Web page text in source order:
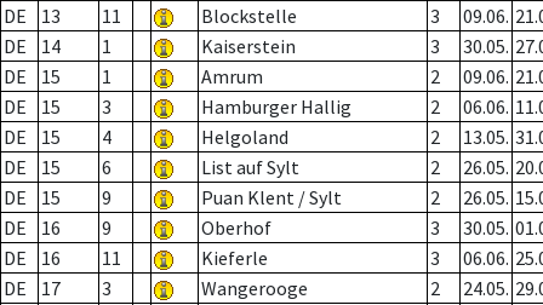
DE
13 11 Blockstelle 3 09.06.
DE
14 1 Kaiserstein 3 30.05.
DE
15 1 Amrum 2 09.06.
DE
15 3 Hamburger Hallig 2 06.06.
DE
15 4 Helgoland 2 13.05.
DE
15 6 List auf Sylt 2 26.05.
DE
15 9 Puan Klent / Sylt 2 26.05.
DE
16 9 Oberhof 3 30.05.
DE
16 11 Kieferle 3 06.06.
DE
17 3 Wangerooge 2 24.05.